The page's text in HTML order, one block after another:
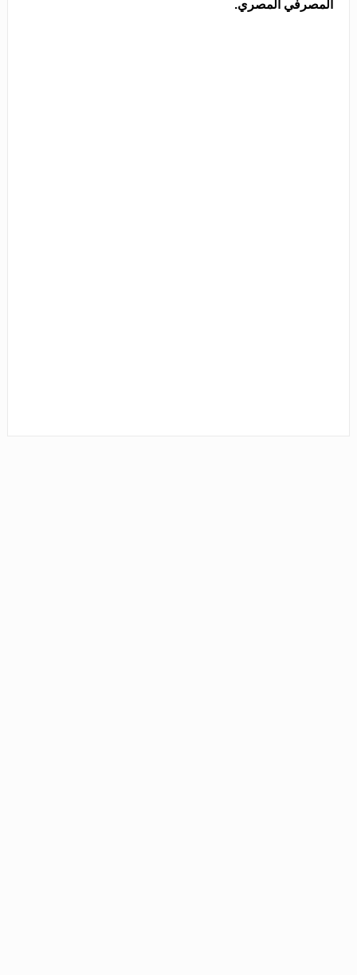
المصرفي المصري.